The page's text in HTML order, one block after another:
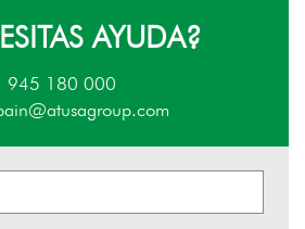
AYUDA?
945 180 000